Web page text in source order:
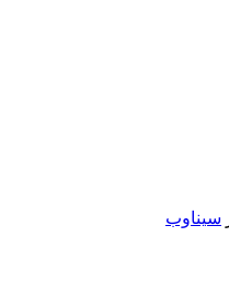
سیناوب